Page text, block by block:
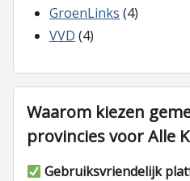
GroenLinks (4)
VVD (4)
Waarom kiezen
provincies voor Alle
Gebruiksvriendelijk